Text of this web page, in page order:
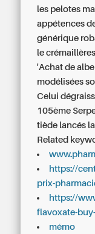
les pelotes
appétences
générique
le
'Achat de
modélisées
Celui
105ème
tiède lancés
Related
https://
prix-
https://
flavoxate-
mémo